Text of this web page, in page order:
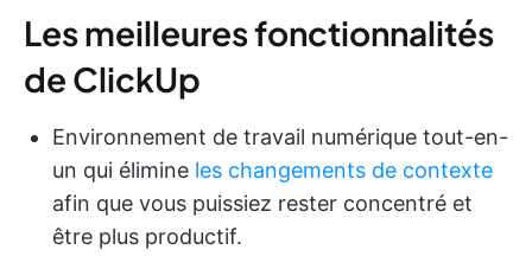
Les meilleures fonctionnalités
de ClickUp
Environnement de travail numérique tout-en-
un qui élimine les changements de contexte
afin que vous puissiez rester concentré et
être plus productif.